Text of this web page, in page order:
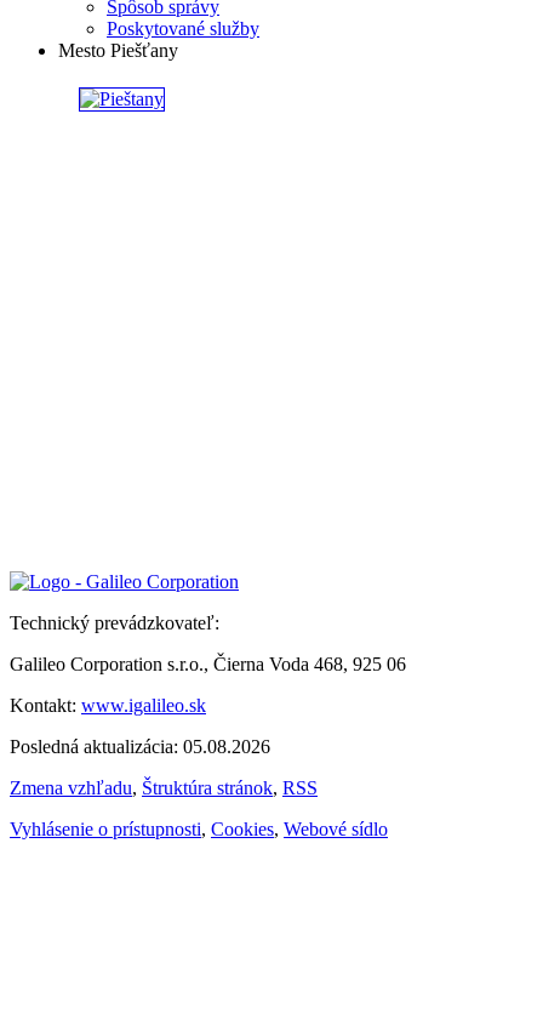
Spôsob správy
Poskytované služby
Mesto Piešťany
Technický prevádzkovateľ:
Galileo Corporation s.r.o., Čierna Voda 468, 925 06
Kontakt: www.igalileo.sk
Posledná aktualizácia: 05.08.2026
Zmena vzhľadu, Štruktúra stránok, RSS
Vyhlásenie o prístupnosti, Cookies, Webové sídlo